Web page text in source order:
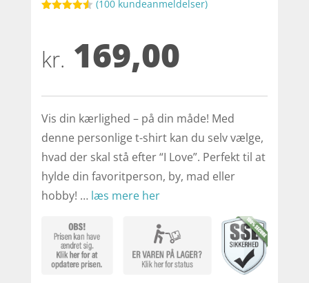
på
kundebedø
(100 kundeanmeldelser)
kr. 169,00
Vis din kærlighed – på din måde! Med
denne personlige t-shirt kan du selv vælge,
hvad der skal stå efter “I Love”. Perfekt til at
hylde din favoritperson, by, mad eller
hobby! … læs mere her